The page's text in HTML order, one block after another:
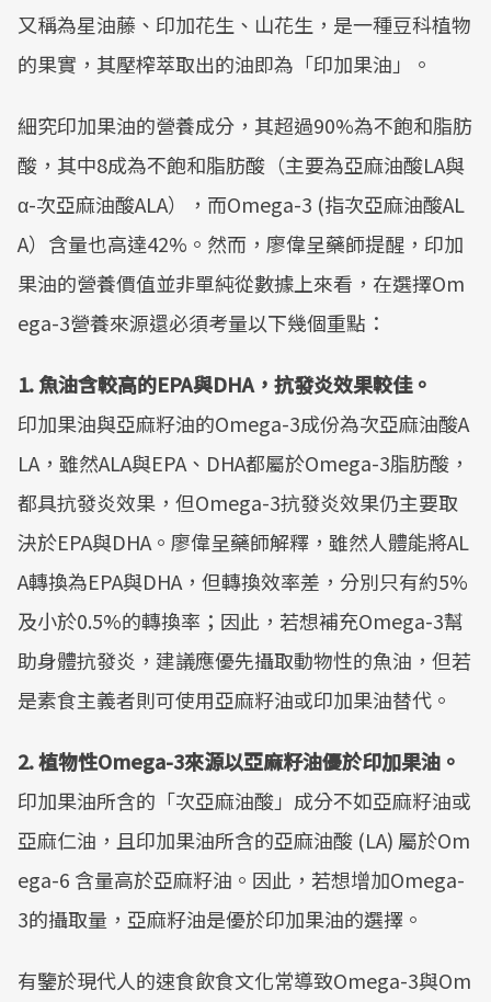
又稱為星油藤、印加花生、山花生，是一種豆科植物
的果實，其壓榨萃取出的油即為「印加果油」。
細究印加果油的營養成分，其超過90%為不飽和脂肪
酸，其中8成為不飽和脂肪酸（主要為亞麻油酸LA與
α-次亞麻油酸ALA），而Omega-3 (指次亞麻油酸AL
A）含量也高達42%。然而，廖偉呈藥師提醒，印加
果油的營養價值並非單純從數據上來看，在選擇Om
ega-3營養來源還必須考量以下幾個重點：
1. 魚油含較高的EPA與DHA，抗發炎效果較佳。
印加果油與亞麻籽油的Omega-3成份為次亞麻油酸A
LA，雖然ALA與EPA、DHA都屬於Omega-3脂肪酸，
都具抗發炎效果，但Omega-3抗發炎效果仍主要取
決於EPA與DHA。廖偉呈藥師解釋，雖然人體能將AL
A轉換為EPA與DHA，但轉換效率差，分別只有約5%
及小於0.5%的轉換率；因此，若想補充Omega-3幫
助身體抗發炎，建議應優先攝取動物性的魚油，但若
是素食主義者則可使用亞麻籽油或印加果油替代。
2. 植物性Omega-3來源以亞麻籽油優於印加果油。
印加果油所含的「次亞麻油酸」成分不如亞麻籽油或
亞麻仁油，且印加果油所含的亞麻油酸 (LA) 屬於Om
ega-6 含量高於亞麻籽油。因此，若想增加Omega-
3的攝取量，亞麻籽油是優於印加果油的選擇。
有鑒於現代人的速食飲食文化常導致Omega-3與Om